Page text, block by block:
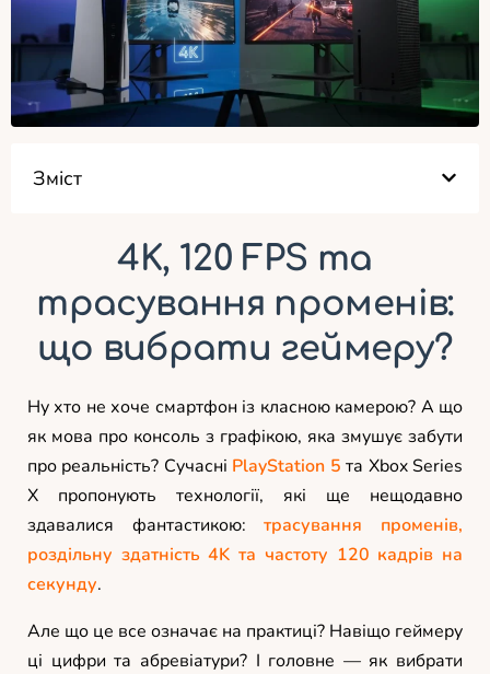
Зміст
4K, 120 FPS та
трасування променів:
що вибрати геймеру?
Ну хто не хоче смартфон із класною камерою? А що
як мова про консоль з графікою, яка змушує забути
про реальність? Сучасні PlayStation 5 та Xbox Series
X пропонують технології, які ще нещодавно
здавалися фантастикою:трасування променів,
роздільну здатність 4K та частоту 120 кадрів на
секунду.
Але що це все означає на практиці? Навіщо геймеру
ці цифри та абревіатури? І головне — як вибрати